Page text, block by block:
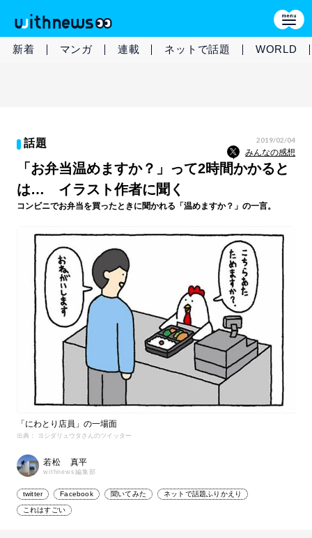
新着 マンガ 連載 ネットで話題 WORLD
話題 2019/02/04
みんなの感想
「お弁当温めますか？」って2時間かかると
は… イラスト作者に聞く
コンビニでお弁当を買ったときに聞かれる「温めますか？」の一言。
「にわとり店員」の一場面
出典： ヨシダリュウタさんのツイッター
若松 真平
withnews編集部
twitter Facebook 聞いてみた ネットで話題ふりかえり
これはすごい